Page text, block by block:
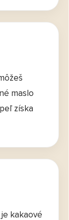
maslo
získa
kakaové